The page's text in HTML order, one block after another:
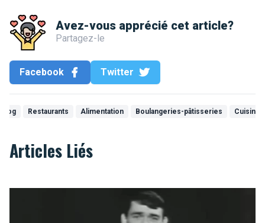
Avez-vous apprécié cet article?
Partagez-le
Facebook Twitter
Blog Restaurants Alimentation Boulangeries-pâtisseries Cuisines
Articles Liés